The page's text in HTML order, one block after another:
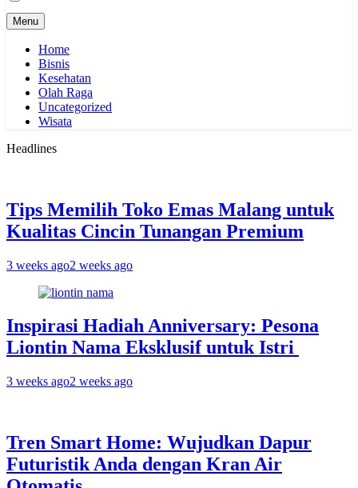
Menu
Home
Bisnis
Kesehatan
Olah Raga
Uncategorized
Wisata
Headlines
Tips Memilih Toko Emas Malang untuk
Kualitas Cincin Tunangan Premium
3 weeks ago2 weeks ago
Inspirasi Hadiah Anniversary: Pesona
Liontin Nama Eksklusif untuk Istri
3 weeks ago2 weeks ago
Tren Smart Home: Wujudkan Dapur
Futuristik Anda dengan Kran Air